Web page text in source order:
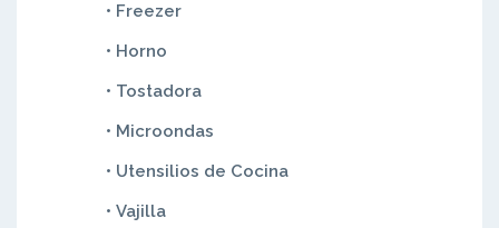
• Freezer
• Horno
• Tostadora
• Microondas
• Utensilios de Cocina
• Vajilla